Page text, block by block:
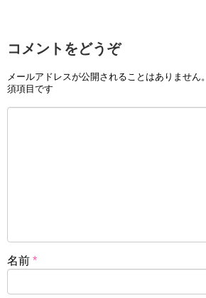
コメントをどうぞ
メールアドレスが公開されることはありません。
須項目です
名前 *